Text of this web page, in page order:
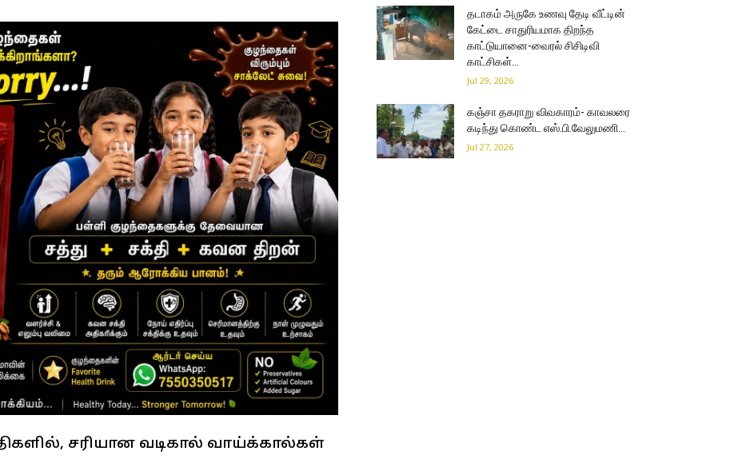
சரியான வடிகால் வாய்க்கால்கள்
தடாகம் அருகே உணவு தேடி வீட்டின்
கேட்டை சாதுரியமாக திறந்த
காட்டுயானை-வைரல் சிசிடிவி
காட்சிகள்…
Jul 29, 2026
கஞ்சா தகராறு விவகாரம்- காவலரை
கடிந்து கொண்ட எஸ்.பி.வேலுமணி…
Jul 27, 2026